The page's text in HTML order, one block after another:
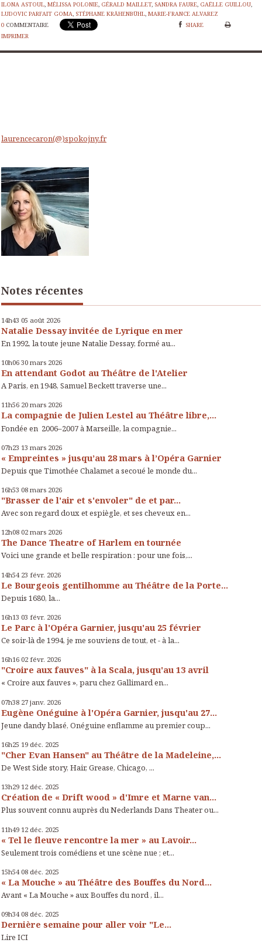
ILONA ASTOUL, MÉLISSA POLONIE, GÉRALD MAILLET, SANDRA FAURE, GAËLLE GUILLOU,
LUDOVIC PARFAIT GOMA, STÉPHANE KRÄHENBÜHL, MARIE-FRANCE ALVAREZ
0 COMMENTAIRE
SHARE
IMPRIMER
laurencecaron(@)spokojny.fr
Notes récentes
14h43 05 août 2026
Natalie Dessay invitée de Lyrique en mer
En 1992, la toute jeune Natalie Dessay, formé au...
10h06 30 mars 2026
En attendant Godot au Théâtre de l'Atelier
A Paris, en 1948, Samuel Beckett traverse une...
11h56 20 mars 2026
La compagnie de Julien Lestel au Théâtre libre,...
Fondée en 2006–2007 à Marseille, la compagnie...
07h23 13 mars 2026
« Empreintes » jusqu’au 28 mars à l’Opéra Garnier
Depuis que Timothée Chalamet a secoué le monde du...
16h53 08 mars 2026
"Brasser de l'air et s'envoler" de et par...
Avec son regard doux et espiègle, et ses cheveux en...
12h08 02 mars 2026
The Dance Theatre of Harlem en tournée
Voici une grande et belle respiration : pour une fois,...
14h54 23 févr. 2026
Le Bourgeois gentilhomme au Théâtre de la Porte...
Depuis 1680, la...
16h13 03 févr. 2026
Le Parc à l'Opéra Garnier, jusqu'au 25 février
Ce soir-là de 1994, je me souviens de tout, et - à la...
16h16 02 févr. 2026
"Croire aux fauves" à la Scala, jusqu'au 13 avril
« Croire aux fauves », paru chez Gallimard en...
07h38 27 janv. 2026
Eugène Onéguine à l'Opéra Garnier, jusqu'au 27...
Jeune dandy blasé, Onéguine enflamme au premier coup...
16h25 19 déc. 2025
"Cher Evan Hansen" au Théâtre de la Madeleine,...
De West Side story, Hair, Grease, Chicago, ...
13h29 12 déc. 2025
Création de « Drift wood » d'Imre et Marne van...
Plus souvent connu auprès du Nederlands Dans Theater ou...
11h49 12 déc. 2025
« Tel le fleuve rencontre la mer » au Lavoir...
Seulement trois comédiens et une scène nue ; et...
15h54 08 déc. 2025
« La Mouche » au Théâtre des Bouffes du Nord...
Avant « La Mouche » aux Bouffes du nord , il...
09h34 08 déc. 2025
Dernière semaine pour aller voir "Le...
Lire ICI